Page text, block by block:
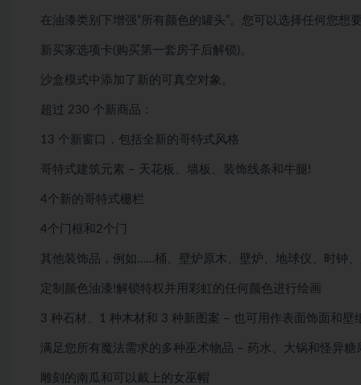
在油漆类别下增强“所有颜色的罐头”。您可以选择任何您想
新买家选项卡(购买第一套房子后解锁)。
沙盒模式中添加了新的可真空对象。
超过 230 个新商品：
13 个新窗口，包括全新的哥特式风格
哥特式建筑元素 – 天花板、墙板、装饰线条和牛腿!
4个新的哥特式栅栏
4个门框和2个门
其他装饰品，例如……桶、壁炉原木、壁炉、地球仪、时钟
定制颜色油漆!解锁特权并用彩虹的任何颜色进行绘画
3 种石材、1 种木材和 3 种新图案 – 也可用作表面饰面和壁
满足您所有魔法需求的多种巫术物品 – 药水、大锅和怪异糖
雕刻的南瓜和可以戴上的女巫帽